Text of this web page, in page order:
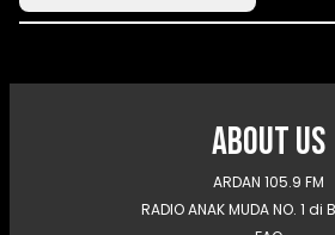
About Us
ARDAN 105.9 FM
RADIO ANAK MUDA NO. 1 di